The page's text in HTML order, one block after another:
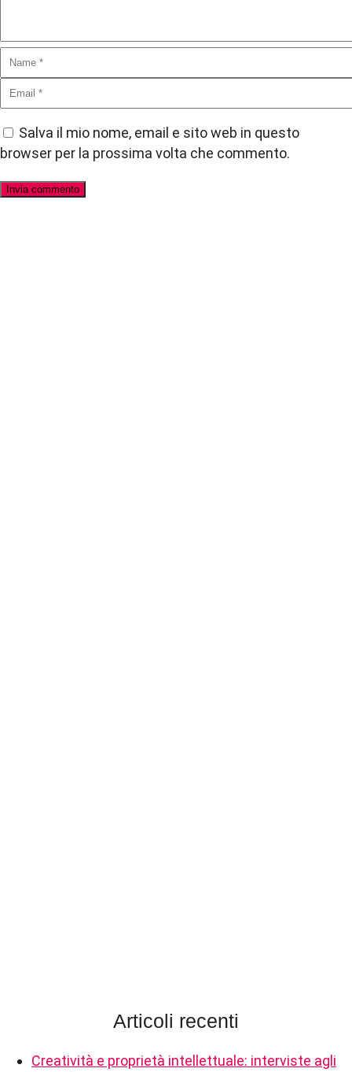
Salva il mio nome, email e sito web in questo
browser per la prossima volta che commento.
Articoli recenti
Creatività e proprietà intellettuale: interviste agli